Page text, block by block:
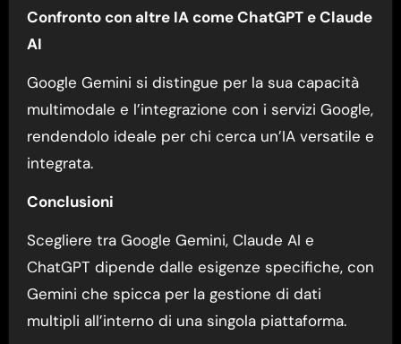
Confronto con altre IA come ChatGPT e Claude
AI
Google Gemini si distingue per la sua capacità
multimodale e l’integrazione con i servizi Google,
rendendolo ideale per chi cerca un’IA versatile e
integrata.
Conclusioni
Scegliere tra Google Gemini, Claude AI e
ChatGPT dipende dalle esigenze specifiche, con
Gemini che spicca per la gestione di dati
multipli all’interno di una singola piattaforma.